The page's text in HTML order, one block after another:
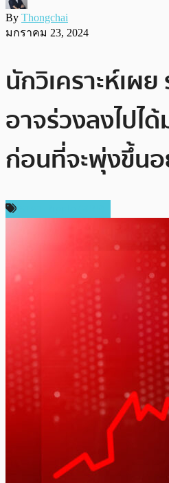
By Thongchai
มกราคม 23, 2024
นักวิเคราะห์เผย
อาจร่วงลงไปไ
ก่อนที่จะพุ่งขึ้น